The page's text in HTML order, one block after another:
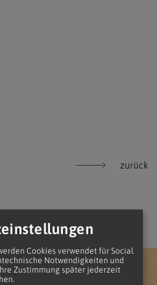
zurück
Vikariat Süd - Unter dem Wienerwald
Cookies verwendet für Social
Notwendigkeiten und
Zustimmung später jederzeit